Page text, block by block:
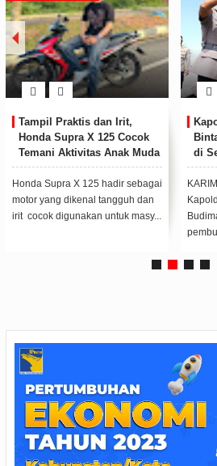
Tampil Praktis dan Irit,
Honda Supra X 125 Cocok
Temani Aktivitas Anak Muda
di Kepri
Honda Supra X 125 hadir sebagai
motor yang dikenal tangguh dan
irit cocok digunakan untuk masy...
di